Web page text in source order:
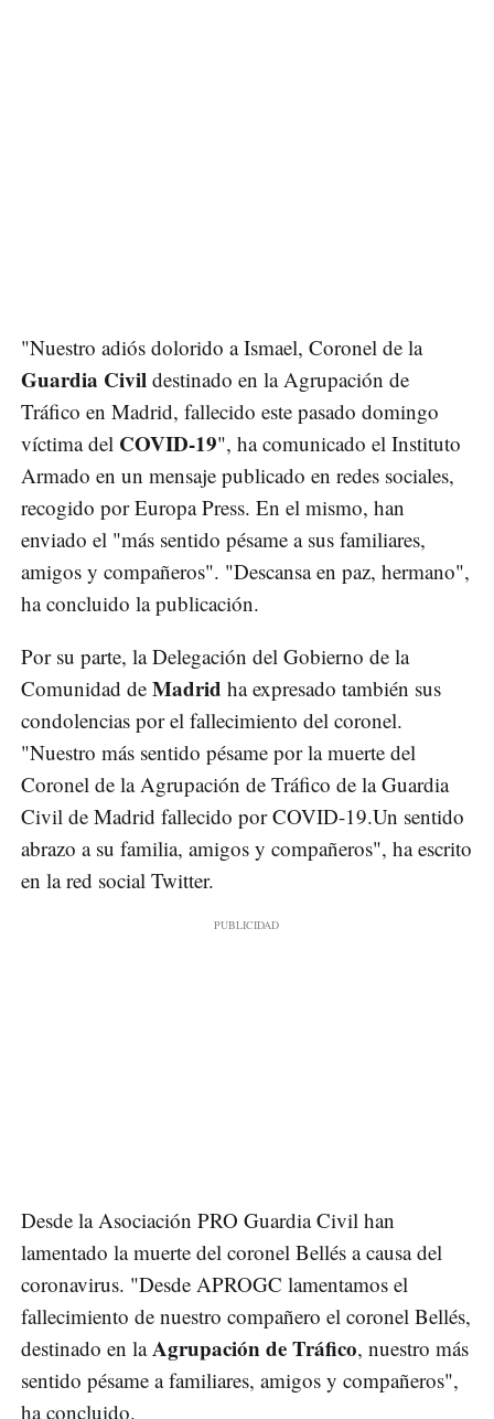
"Nuestro adiós dolorido a Ismael, Coronel de la
Guardia Civil destinado en la Agrupación de
Tráfico en Madrid, fallecido este pasado domingo
víctima del COVID-19", ha comunicado el Instituto
Armado en un mensaje publicado en redes sociales,
recogido por Europa Press. En el mismo, han
enviado el "más sentido pésame a sus familiares,
amigos y compañeros". "Descansa en paz, hermano",
ha concluido la publicación.
Por su parte, la Delegación del Gobierno de la
Comunidad de Madrid ha expresado también sus
condolencias por el fallecimiento del coronel.
"Nuestro más sentido pésame por la muerte del
Coronel de la Agrupación de Tráfico de la Guardia
Civil de Madrid fallecido por COVID-19.Un sentido
abrazo a su familia, amigos y compañeros", ha escrito
en la red social Twitter.
Desde la Asociación PRO Guardia Civil han
lamentado la muerte del coronel Bellés a causa del
coronavirus. "Desde APROGC lamentamos el
fallecimiento de nuestro compañero el coronel Bellés,
destinado en laAgrupación de Tráfico, nuestro más
sentido pésame a familiares, amigos y compañeros",
ha concluido.